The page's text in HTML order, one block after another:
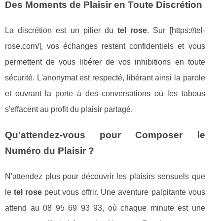
Des Moments de Plaisir en Toute Discrétion
La discrétion est un pilier dutel rose. Sur [https://tel-
rose.com/], vos échanges restent confidentiels et vous
permettent de vous libérer de vos inhibitions en toute
sécurité. L'anonymat est respecté, libérant ainsi la parole
et ouvrant la porte à des conversations où les tabous
s'effacent au profit du plaisir partagé.
Qu'attendez-vous pour Composer le
Numéro du Plaisir ?
N'attendez plus pour découvrir les plaisirs sensuels que
letel rose peut vous offrir. Une aventure palpitante vous
attend au 08 95 69 93 93, où chaque minute est une